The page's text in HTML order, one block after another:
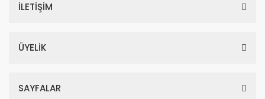
İLETİŞİM
ÜYELİK
SAYFALAR